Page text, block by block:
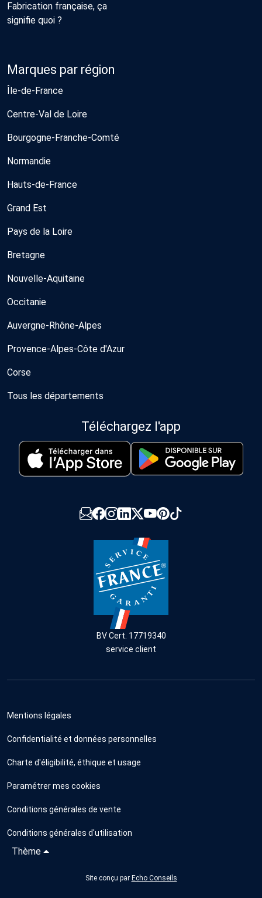
Fabrication française, ça
signifie quoi ?
Marques par région
Île-de-France
Centre-Val de Loire
Bourgogne-Franche-Comté
Normandie
Hauts-de-France
Grand Est
Pays de la Loire
Bretagne
Nouvelle-Aquitaine
Occitanie
Auvergne-Rhône-Alpes
Provence-Alpes-Côte d'Azur
Corse
Tous les départements
Téléchargez l'app
BV Cert. 17719340
service client
Mentions légales
Confidentialité et données personnelles
Charte d'éligibilité, éthique et usage
Paramétrer mes cookies
Conditions générales de vente
Conditions générales d'utilisation
Thème
Site conçu par Echo Conseils